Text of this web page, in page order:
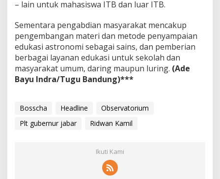
– lain untuk mahasiswa ITB dan luar ITB.
Sementara pengabdian masyarakat mencakup
pengembangan materi dan metode penyampaian
edukasi astronomi sebagai sains, dan pemberian
berbagai layanan edukasi untuk sekolah dan
masyarakat umum, daring maupun luring. (Ade
Bayu Indra/Tugu Bandung)***
Bosscha Headline
Observatorium
Plt gubernur jabar
Ridwan Kamil
Ikuti Kami